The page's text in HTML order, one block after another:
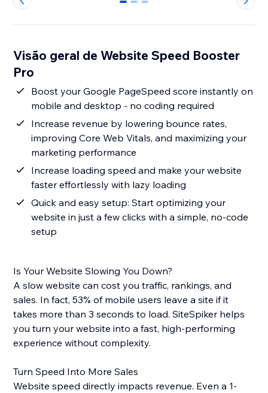
0 1 2
Visão geral de Website Speed Booster
Pro
Boost your Google PageSpeed score instantly on
mobile and desktop - no coding required
Increase revenue by lowering bounce rates,
improving Core Web Vitals, and maximizing your
marketing performance
Increase loading speed and make your website
faster effortlessly with lazy loading
Quick and easy setup: Start optimizing your
website in just a few clicks with a simple, no-code
setup
Is Your Website Slowing You Down?
A slow website can cost you traffic, rankings, and
sales. In fact, 53% of mobile users leave a site if it
takes more than 3 seconds to load. SiteSpiker helps
you turn your website into a fast, high-performing
experience without complexity.
Turn Speed Into More Sales
Website speed directly impacts revenue. Even a 1-